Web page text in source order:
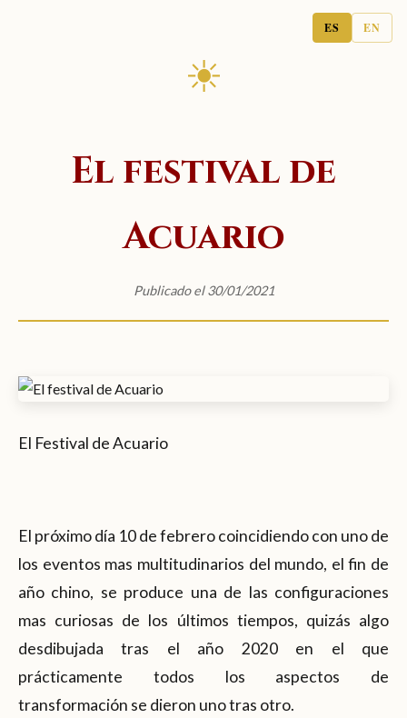
ES EN
☀
El festival de
Acuario
Publicado el 30/01/2021
El Festival de Acuario
El próximo día 10 de febrero coincidiendo con uno de
los eventos mas multitudinarios del mundo, el fin de
año chino, se produce una de las configuraciones
mas curiosas de los últimos tiempos, quizás algo
desdibujada tras el año 2020 en el que
prácticamente todos los aspectos de
transformación se dieron uno tras otro.